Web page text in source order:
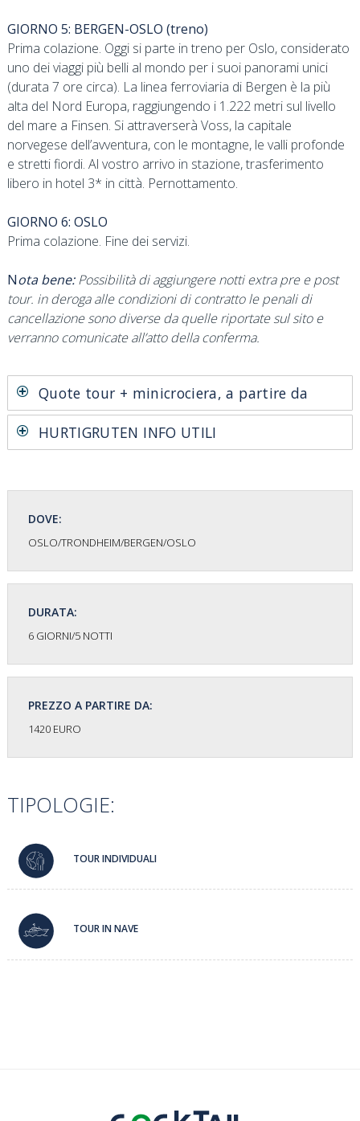
GIORNO 5: BERGEN-OSLO (treno)
Prima colazione. Oggi si parte in treno per Oslo, considerato
uno dei viaggi più belli al mondo per i suoi panorami unici
(durata 7 ore circa). La linea ferroviaria di Bergen è la più
alta del Nord Europa, raggiungendo i 1.222 metri sul livello
del mare a Finsen. Si attraverserà Voss, la capitale
norvegese dell’avventura, con le montagne, le valli profonde
e stretti fiordi. Al vostro arrivo in stazione, trasferimento
libero in hotel 3* in città. Pernottamento.
GIORNO 6: OSLO
Prima colazione. Fine dei servizi.
Nota bene:Possibilità di aggiungere notti extra pre e post
tour. in deroga alle condizioni di contratto le penali di
cancellazione sono diverse da quelle riportate sul sito e
verranno comunicate all’atto della conferma.
Quote tour + minicrociera, a partire da
HURTIGRUTEN INFO UTILI
DOVE:
OSLO/TRONDHEIM/BERGEN/OSLO
DURATA:
6 GIORNI/5 NOTTI
PREZZO A PARTIRE DA:
1420 EURO
TIPOLOGIE:
TOUR INDIVIDUALI
TOUR IN NAVE